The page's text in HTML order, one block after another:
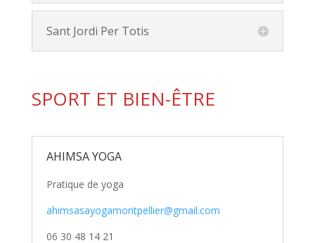
Sant Jordi Per Totis
SPORT ET BIEN-ÊTRE
AHIMSA YOGA
Pratique de yoga
ahimsasayogamontpellier@gmail.com
06 30 48 14 21